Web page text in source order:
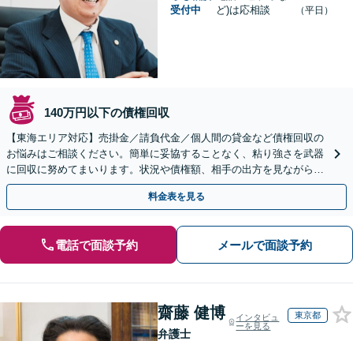
受付中
ど)は応相談
（平日）
140万円以下の債権回収
【東海エリア対応】売掛金／請負代金／個人間の貸金など債権回収の
お悩みはご相談ください。簡単に妥協することなく、粘り強さを武器
に回収に努めてまいります。状況や債権額、相手の出方を見ながら、
効果的な方法を臨機応変に対応いたします【土日祝対応可】
料金表を見る
電話で面談予約 メールで面談予約
齋藤 健博
弁護士
インタビュ
ーを見る
東京都